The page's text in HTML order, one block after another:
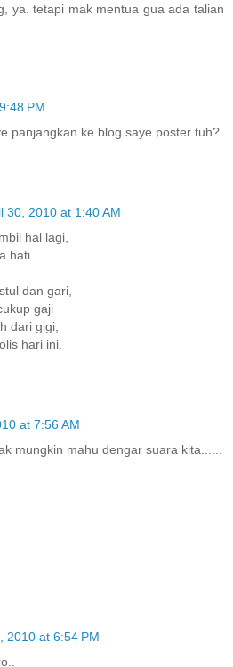
ya. tetapi mak mentua gua ada talian
PM
panjangkan ke blog saye poster tuh?
30, 2010 at 1:40 AM
hal lagi,
hati.
dan gari,
gaji
dari gigi,
hari ini.
at 7:56 AM
mungkin mahu dengar suara kita......
2010 at 6:54 PM